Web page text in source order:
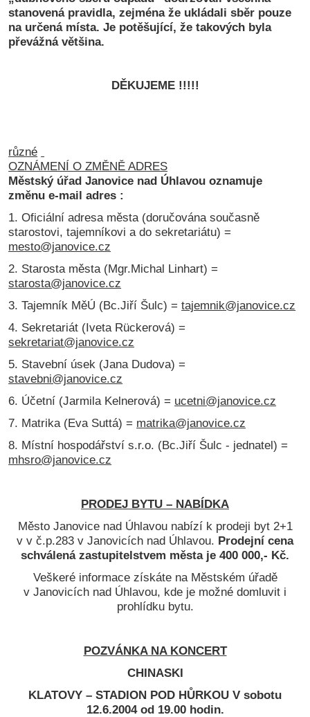
stanovená pravidla, zejména že ukládali sběr pouze
na určená místa. Je potěšující, že takových byla
převážná většina.
DĚKUJEME !!!!!
různé
OZNÁMENÍ O ZMĚNĚ ADRES
Městský úřad Janovice nad Úhlavou oznamuje
změnu e-mail adres :
1. Oficiální adresa města (doručována současně
starostovi, tajemníkovi a do sekretariátu) =
mesto@janovice.cz
2. Starosta města (Mgr.Michal Linhart) =
starosta@janovice.cz
3. Tajemník MěÚ (Bc.Jiří Šulc) =tajemnik@janovice.cz
4. Sekretariát (Iveta Rückerová) =
sekretariat@janovice.cz
5. Stavební úsek (Jana Dudova) =
stavebni@janovice.cz
6. Účetní (Jarmila Kelnerová) = ucetni@janovice.cz
7. Matrika (Eva Suttá) = matrika@janovice.cz
8. Místní hospodářství s.r.o. (Bc.Jiří Šulc - jednatel) =
mhsro@janovice.cz
PRODEJ BYTU – NABÍDKA
Město Janovice nad Úhlavou nabízí k prodeji byt 2+1
v v č.p.283 v Janovicích nad Úhlavou. Prodejní cena
schválená zastupitelstvem města je 400 000,- Kč.
Veškeré informace získáte na Městském úřadě
v Janovicích nad Úhlavou, kde je možné domluvit i
prohlídku bytu.
POZVÁNKA NA KONCERT
CHINASKI
KLATOVY – STADION POD HŮRKOU V sobotu
12.6.2004 od 19.00 hodin.